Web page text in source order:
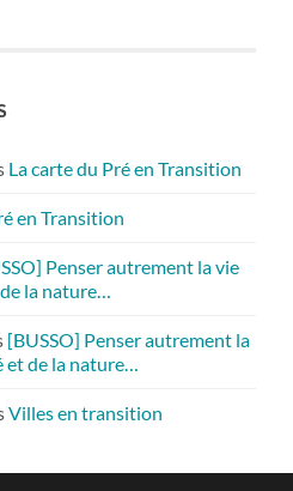
La carte du Pré en Transition
en Transition
Penser autrement la vie
la nature…
[BUSSO] Penser autrement la
et de la nature…
Villes en transition